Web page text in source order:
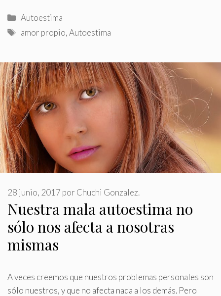
Categorías
Autoestima
Etiquetas
amor propio,Autoestima
Nuestra mala autoestima no
sólo nos afecta a nosotras
mismas
28 junio, 2017 por Chuchi Gonzalez.
A veces creemos que nuestros problemas personales son
sólo nuestros, y que no afecta nada a los demás. Pero